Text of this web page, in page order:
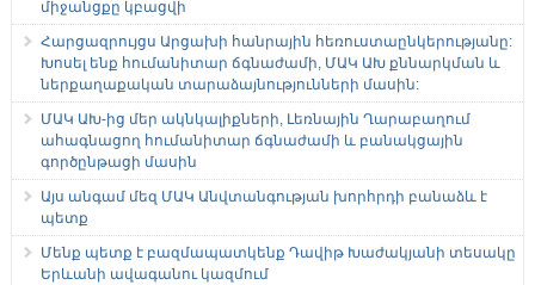
միջանցքը կբացվի
Հարցազրույցս Արցախի հանրային հեռուստաընկերությանը:
Խոսել ենք հումանիտար ճգնաժամի, ՄԱԿ ԱԽ քննարկման և
ներքաղաքական տարաձայնությունների մասին:
ՄԱԿ ԱԽ-ից մեր ակնկալիքների, Լեռնային Ղարաբաղում
ահագնացող հումանիտար ճգնաժամի և բանակցային
գործընթացի մասին
Այս անգամ մեզ ՄԱԿ Անվտանգության խորհրդի բանաձև է
պետք
Մենք պետք է բազմապատկենք Դավիթ Խաժակյանի տեսակը
Երևանի ավագանու կազմում